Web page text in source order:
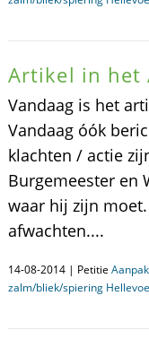
Artikel in het
Vandaag is het
Vandaag óók
klachten / actie
Burgemeester en
waar hij zijn
afwachten....
14-08-2014 | Petitie
zalm/bliek/spiering